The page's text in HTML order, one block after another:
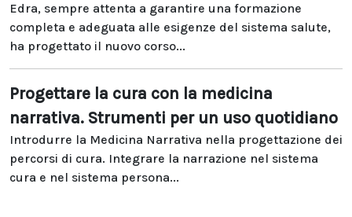
Edra, sempre attenta a garantire una formazione
completa e adeguata alle esigenze del sistema salute,
ha progettato il nuovo corso...
Progettare la cura con la medicina
narrativa. Strumenti per un uso quotidiano
Introdurre la Medicina Narrativa nella progettazione dei
percorsi di cura. Integrare la narrazione nel sistema
cura e nel sistema persona...